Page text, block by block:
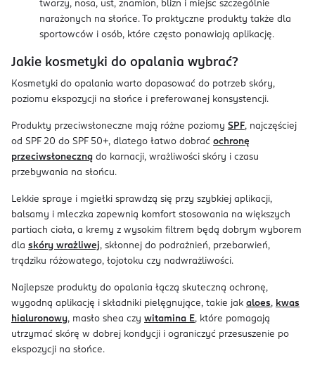
twarzy, nosa, ust, znamion, blizn i miejsc szczególnie
narażonych na słońce. To praktyczne produkty także dla
sportowców i osób, które często ponawiają aplikację.
Jakie kosmetyki do opalania wybrać?
Kosmetyki do opalania warto dopasować do potrzeb skóry,
poziomu ekspozycji na słońce i preferowanej konsystencji.
Produkty przeciwsłoneczne mają różne poziomy SPF, najczęściej
od SPF 20 do SPF 50+, dlatego łatwo dobrać ochronę
przeciwsłoneczną do karnacji, wrażliwości skóry i czasu
przebywania na słońcu.
Lekkie spraye i mgiełki sprawdzą się przy szybkiej aplikacji,
balsamy i mleczka zapewnią komfort stosowania na większych
partiach ciała, a kremy z wysokim filtrem będą dobrym wyborem
dla skóry wrażliwej, skłonnej do podrażnień, przebarwień,
trądziku różowatego, łojotoku czy nadwrażliwości.
Najlepsze produkty do opalania łączą skuteczną ochronę,
wygodną aplikację i składniki pielęgnujące, takie jak aloes, kwas
hialuronowy, masło shea czy witamina E, które pomagają
utrzymać skórę w dobrej kondycji i ograniczyć przesuszenie po
ekspozycji na słońce.